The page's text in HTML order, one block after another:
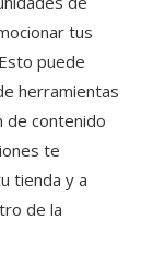
tus
puede
herramientas
de contenido
te
tienda y a
de la